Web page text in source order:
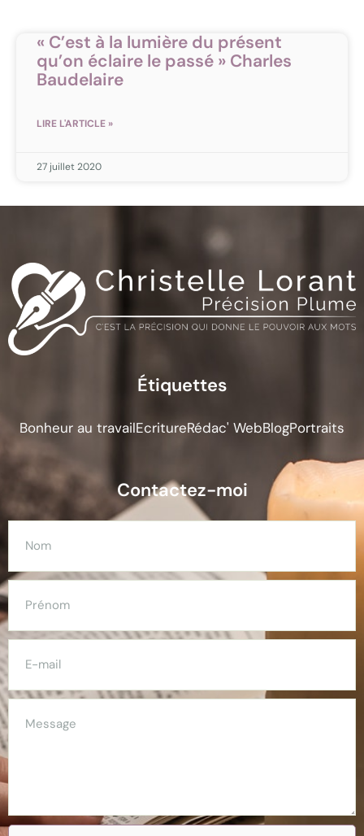
« C’est à la lumière du présent
qu’on éclaire le passé » Charles
Baudelaire
LIRE L'ARTICLE »
27 juillet 2020
Étiquettes
Bonheur au travailEcritureRédac' WebBlogPortraits
Contactez-moi